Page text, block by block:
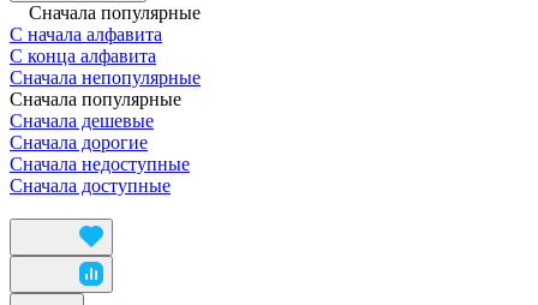
Сначала популярные
С начала алфавита
С конца алфавита
Сначала непопулярные
Сначала популярные
Сначала дешевые
Сначала дорогие
Сначала недоступные
Сначала доступные